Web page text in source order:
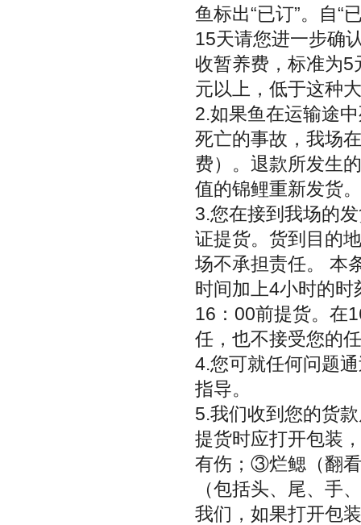
鱼标出“已订”。自“
15天请您进一步确
收暂养费，标准为
元以上，低于这种
2.如果鱼在运输途
死亡的事故，我场
费）。退款所发生
值的锦鲤重新发货。
3.您在接到我场的
证提货。货到目的
场不承担责任。 本
时间加上4小时的
16：00前提货。在
任，也不接受您的
4.您可就任何问题
指导。
5.我们收到您的货
提货时应打开包装
有伤；③烂鳃（翻
（包括头、尾、手
我们，如果打开包